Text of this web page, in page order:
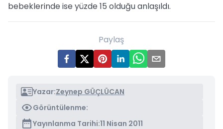
bebeklerinde ise yüzde 15 olduğu anlaşıldı.
Paylaş
Yazar:Zeynep GÜÇLÜCAN
Görüntülenme:
Yayınlanma Tarihi:11 Nisan 2011